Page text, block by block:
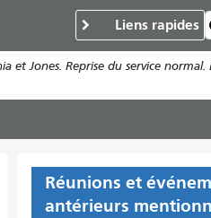
Liens rapides
et Jones. Reprise du service normal.
Réunions et
antérieurs